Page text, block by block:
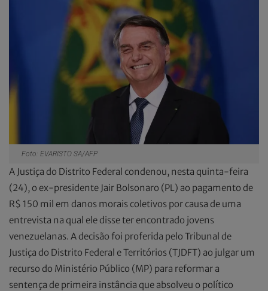
Foto: EVARISTO SA/AFP
A Justiça do Distrito Federal condenou, nesta quinta-feira
(24), o ex-presidente Jair Bolsonaro (PL) ao pagamento de
R$ 150 mil em danos morais coletivos por causa de uma
entrevista na qual ele disse ter encontrado jovens
venezuelanas. A decisão foi proferida pelo Tribunal de
Justiça do Distrito Federal e Territórios (TJDFT) ao julgar um
recurso do Ministério Público (MP) para reformar a
sentença de primeira instância que absolveu o político